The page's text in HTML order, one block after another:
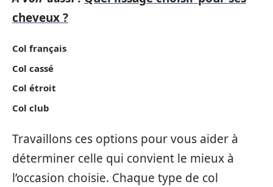
cheveux ?
Col français
Col cassé
Col étroit
Col club
Travaillons ces options pour vous aider à
déterminer celle qui convient le mieux à
l’occasion choisie. Chaque type de col